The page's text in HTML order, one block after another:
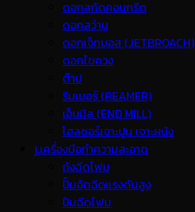
ดอกสกัดคอนกรีต
ดอกสว่าน
ดอกเจ็ทบอส (JETBROACH)
ดอกไขควง
ต๊าป
รีมเมอร์ (REAMER)
เอ็นมิล (END MILL)
โฮลซอร์เจาะปูน เจาะผนัง
j.เครื่องมือทำความสะอาด
ถังฉีดโฟม
ปั้มอัดฉีดแรงดันสูง
ปืนฉีดโฟม